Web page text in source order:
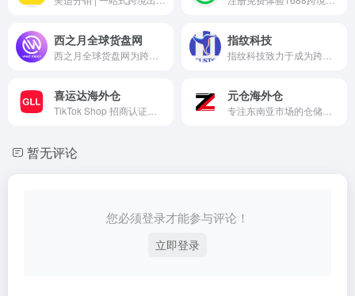
西之月全球货盘网 指纹科技
喜运达海外仓 元仓海外仓
暂无评论
您必须登录才能参与评论！
立即登录